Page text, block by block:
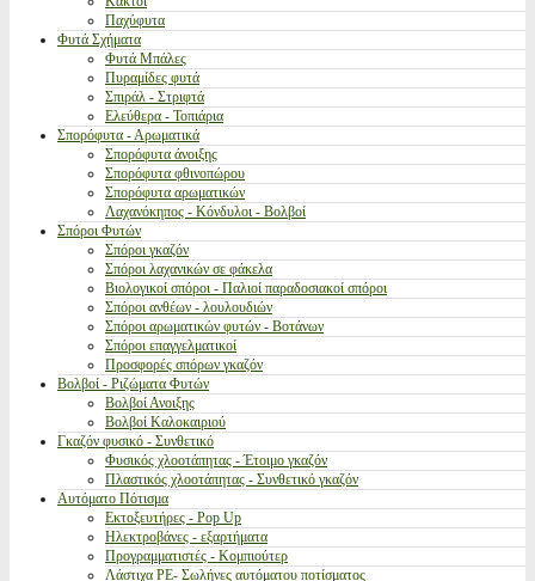
Παχύφυτα
Φυτά Σχήματα
Φυτά Μπάλες
Πυραμίδες φυτά
Σπιράλ - Στριφτά
Ελεύθερα - Τοπιάρια
Σπορόφυτα - Αρωματικά
Σπορόφυτα άνοιξης
Σπορόφυτα φθινοπώρου
Σπορόφυτα αρωματικών
Λαχανόκηπος - Κόνδυλοι - Βολβοί
Σπόροι Φυτών
Σπόροι γκαζόν
Σπόροι λαχανικών σε φάκελα
Βιολογικοί σπόροι - Παλιοί παραδοσιακοί σπόροι
Σπόροι ανθέων - λουλουδιών
Σπόροι αρωματικών φυτών - Βοτάνων
Σπόροι επαγγελματικοί
Προσφορές σπόρων γκαζόν
Βολβοί - Ριζώματα Φυτών
Βολβοί Ανοιξης
Βολβοί Καλοκαιριού
Γκαζόν φυσικό - Συνθετικό
Φυσικός χλοοτάπητας - Έτοιμο γκαζόν
Πλαστικός χλοοτάπητας - Συνθετικό γκαζόν
Αυτόματο Πότισμα
Εκτοξευτήρες - Pop Up
Ηλεκτροβάνες - εξαρτήματα
Προγραμματιστές - Κομπιούτερ
Λάστιχα PE- Σωλήνες αυτόματου ποτίσματος